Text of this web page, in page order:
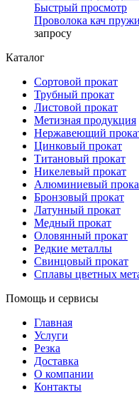
Быстрый просмотр
Проволока кач
запросу
Каталог
Сортовой прокат
Трубный прокат
Листовой прокат
Метизная продукция
Нержавеющий
Цинковый прокат
Титановый прокат
Никелевый прокат
Алюминиевый
Бронзовый прокат
Латунный прокат
Медный прокат
Оловянный прокат
Редкие металлы
Свинцовый прокат
Сплавы цветных
Помощь и сервисы
Главная
Услуги
Резка
Доставка
О компании
Контакты